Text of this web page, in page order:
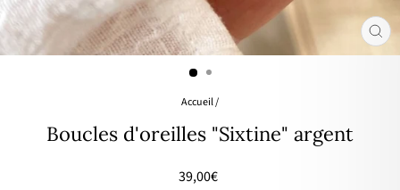
Accueil/
Boucles d'oreilles "Sixtine" argent
Prix
39,00€